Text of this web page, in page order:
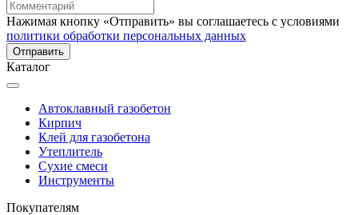
Нажимая кнопку «Отправить» вы соглашаетесь с условиями
политики обработки персональных данных
Каталог
Автоклавный газобетон
Кирпич
Клей для газобетона
Утеплитель
Сухие смеси
Инструменты
Покупателям